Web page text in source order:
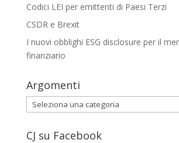
Codici LEI per emittenti di Paesi Terzi
CSDR e Brexit
I nuovi obblighi ESG disclosure per il
finanziario
Argomenti
Argomenti
CJ su Facebook